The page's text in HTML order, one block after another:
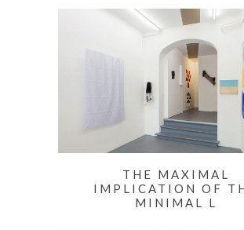
THE MAXIMAL
IMPLICATION OF
MINIMAL L